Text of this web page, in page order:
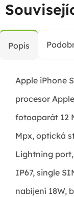
Popis
Apple iPhone
procesor
fotoaparát 12
Mpx, optická
Lightning
IP67, single
nabíjení 18W,